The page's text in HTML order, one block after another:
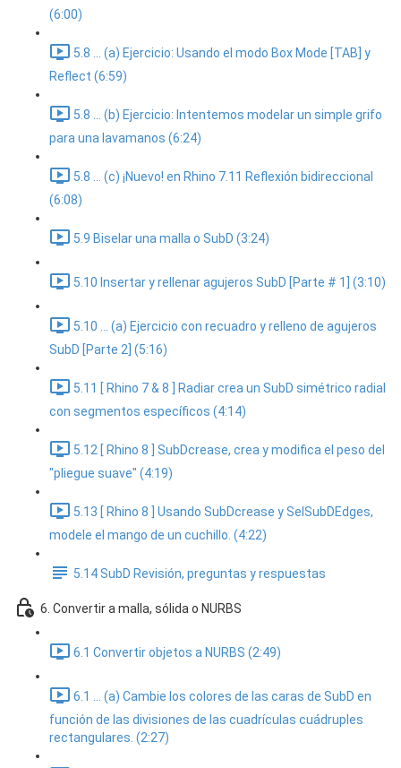
(6:00)
5.8 ... (a) Ejercicio: Usando el modo Box Mode [TAB] y
Reflect (6:59)
5.8 ... (b) Ejercicio: Intentemos modelar un simple grifo
para una lavamanos (6:24)
5.8 ... (c) ¡Nuevo! en Rhino 7.11 Reflexión bidireccional
(6:08)
5.9 Biselar una malla o SubD (3:24)
5.10 Insertar y rellenar agujeros SubD [Parte # 1] (3:10)
5.10 ... (a) Ejercicio con recuadro y relleno de agujeros
SubD [Parte 2] (5:16)
5.11 [ Rhino 7 & 8 ] Radiar crea un SubD simétrico radial
con segmentos específicos (4:14)
5.12 [ Rhino 8 ] SubDcrease, crea y modifica el peso del
"pliegue suave" (4:19)
5.13 [ Rhino 8 ] Usando SubDcrease y SelSubDEdges,
modele el mango de un cuchillo. (4:22)
5.14 SubD Revisión, preguntas y respuestas
6. Convertir a malla, sólida o NURBS
6.1 Convertir objetos a NURBS (2:49)
6.1 ... (a) Cambie los colores de las caras de SubD en
función de las divisiones de las cuadrículas cuádruples
rectangulares. (2:27)